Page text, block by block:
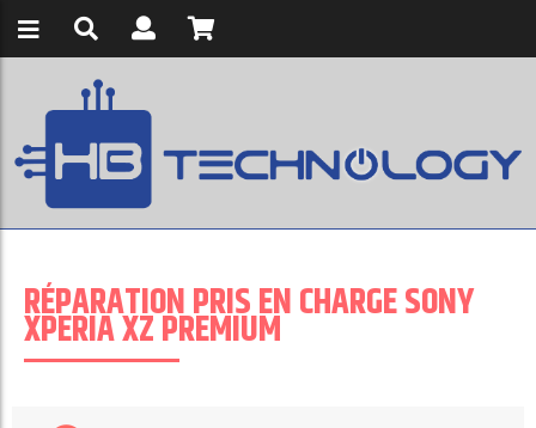
RÉPARATION PRIS EN CHARGE SONY
XPERIA XZ PREMIUM